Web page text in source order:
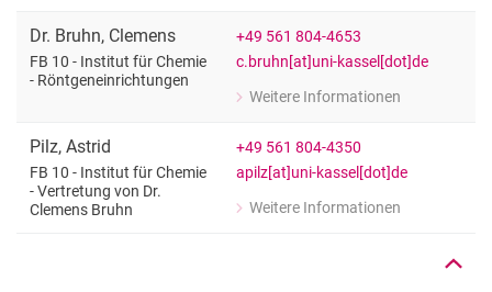
Dr. Bruhn, Clemens
FB 10 - Institut für Chemie
- Röntgeneinrichtungen
+49 561 804-4653
c.bruhn[at]uni-kassel[dot]de
Weitere Informationen
zu Dr. Clemens Bruhn
Pilz, Astrid
FB 10 - Institut für Chemie
- Vertretung von Dr.
Clemens Bruhn
+49 561 804-4350
apilz[at]uni-kassel[dot]de
Weitere Informationen
zu Astrid Pilz